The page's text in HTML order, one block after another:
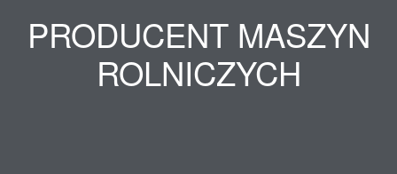
PRODUCENT MASZYN
ROLNICZYCH